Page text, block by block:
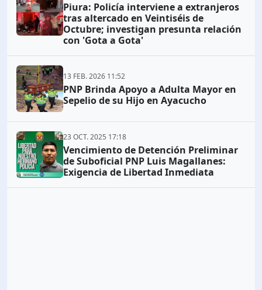
Piura: Policía interviene a extranjeros
tras altercado en Veintiséis de
Octubre; investigan presunta relación
con 'Gota a Gota'
13 FEB. 2026 11:52
PNP Brinda Apoyo a Adulta Mayor en
Sepelio de su Hijo en Ayacucho
23 OCT. 2025 17:18
Vencimiento de Detención Preliminar
de Suboficial PNP Luis Magallanes:
Exigencia de Libertad Inmediata